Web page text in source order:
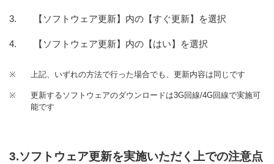
【ソフトウェア更新】内の【すぐ更新】を選択
【ソフトウェア更新】内の【はい】を選択
※ 上記、いずれの方法で行った場合でも、更新内容は同じです
※
更新するソフトウェアのダウンロードは3G回線/4G回線で実施可
能です
3.ソフトウェア更新を実施いただく上での注意点